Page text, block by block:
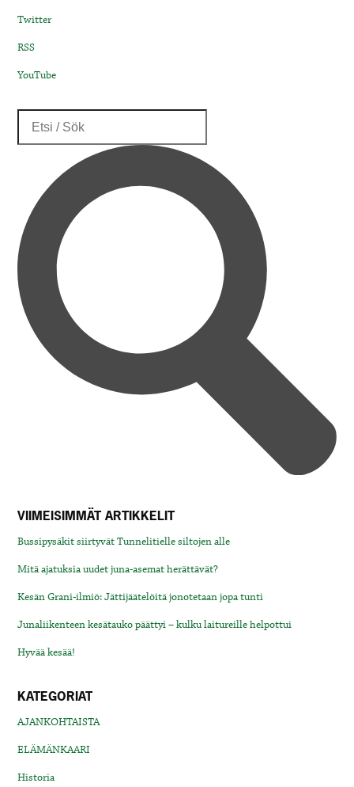
Twitter
RSS
YouTube
VIIMEISIMMÄT ARTIKKELIT
Bussipysäkit siirtyvät Tunnelitielle siltojen alle
Mitä ajatuksia uudet juna-asemat herättävät?
Kesän Grani-ilmiö: Jättijäätelöitä jonotetaan jopa tunti
Junaliikenteen kesätauko päättyi – kulku laitureille helpottui
Hyvää kesää!
KATEGORIAT
AJANKOHTAISTA
ELÄMÄNKAARI
Historia